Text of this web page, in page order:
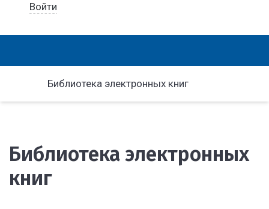
Войти
Библиотека электронных книг
Библиотека электронных
книг